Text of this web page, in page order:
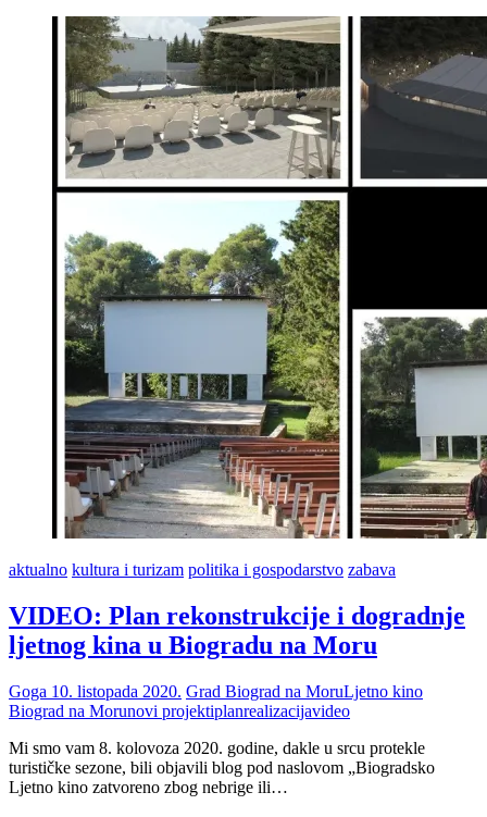
aktualno kultura i turizam politika i gospodarstvo zabava
VIDEO: Plan rekonstrukcije i dogradnje
ljetnog kina u Biogradu na Moru
Goga 10. listopada 2020. Grad Biograd na MoruLjetno kino
Biograd na Morunovi projektiplanrealizacijavideo
Mi smo vam 8. kolovoza 2020. godine, dakle u srcu protekle
turističke sezone, bili objavili blog pod naslovom „Biogradsko
Ljetno kino zatvoreno zbog nebrige ili…